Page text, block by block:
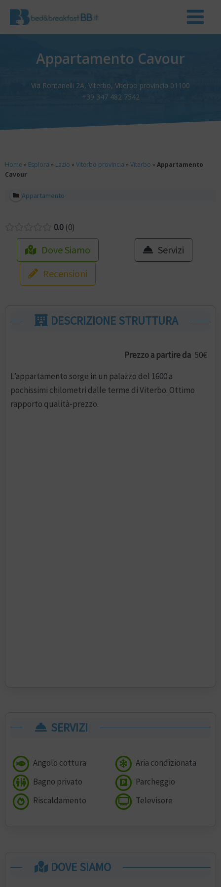
Appartamento Cavour
Via Romanelli 2A, Viterbo, Viterbo provincia 01100
+39 347 482 7542
Home » Esplora » Lazio » Viterbo provincia » Viterbo » Appartamento
Cavour
Appartamento
0.0 0
Dove Siamo
Servizi
Recensioni
DESCRIZIONE STRUTTURA
Prezzo a partire da 50€
L’appartamento sorge in un palazzo del 1600 a
pochissimi chilometri dalle terme di Viterbo. Ottimo
rapporto qualità-prezzo.
SERVIZI
Angolo cottura
Aria condizionata
Bagno privato
Parcheggio
Riscaldamento
Televisore
DOVE SIAMO